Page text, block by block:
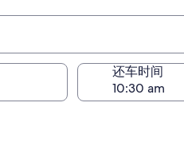
还车时间